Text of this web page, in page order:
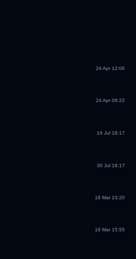
24 Apr 12:06
24 Apr 09:22
19 Jul 18:17
30 Jul 18:17
18 Mar 23:20
16 Mar 15:55